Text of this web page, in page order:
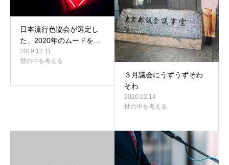
日本流行色協会が選定し
た、2020年のムードを…
2019.12.11
世の中を考える
３月議会にうずうずそわ
そわ
2020.02.14
世の中を考える